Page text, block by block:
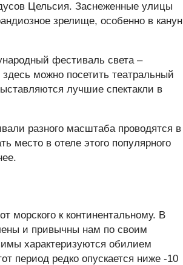
Цельсия. Заснеженные улицы
зрелище, особенно в канун
фестиваль света –
можно посетить театральный
лучшие спектакли в
разного масштаба проводятся в
место в отеле этого популярного
морского к континентальному. В
и привычны нам по своим
характеризуются обилием
период редко опускается ниже -10